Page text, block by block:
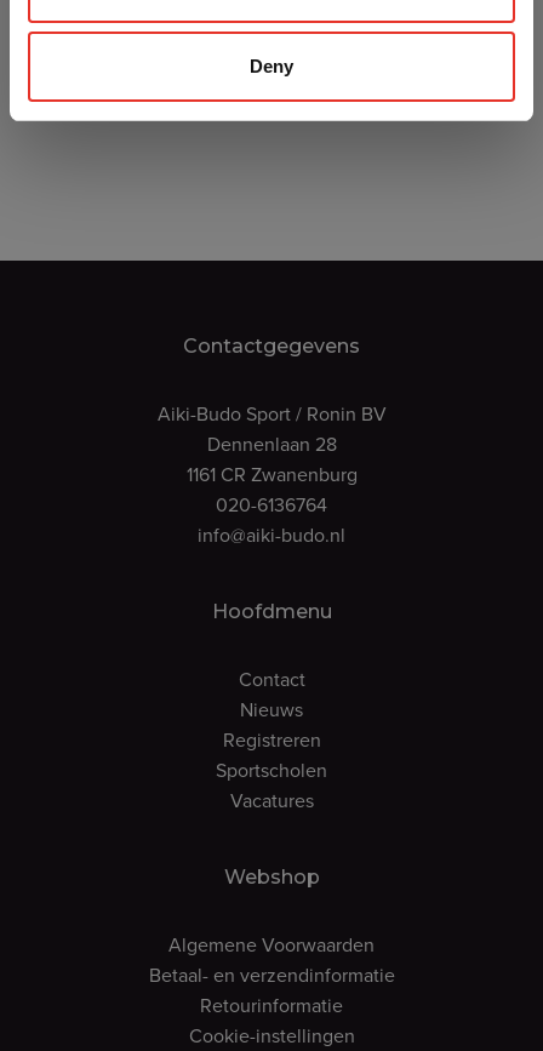
Deny
Contactgegevens
Aiki-Budo Sport / Ronin BV
Dennenlaan 28
1161 CR Zwanenburg
020-6136764
info@aiki-budo.nl
Hoofdmenu
Contact
Nieuws
Registreren
Sportscholen
Vacatures
Webshop
Algemene Voorwaarden
Betaal- en verzendinformatie
Retourinformatie
Cookie-instellingen